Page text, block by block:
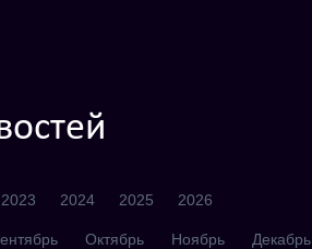
2023 2024 2025 2026
Октябрь Ноябрь Декабрь